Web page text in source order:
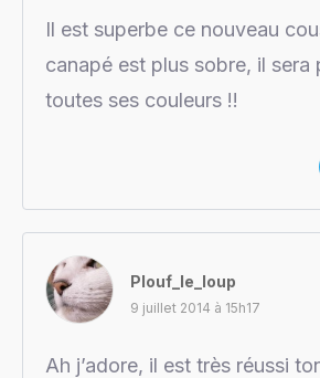
Il est superbe ce nouveau
canapé est plus sobre, il sera
toutes ses couleurs !!
Plouf_le_loup
9 juillet 2014 à 15h17
Ah j’adore, il est très réussi